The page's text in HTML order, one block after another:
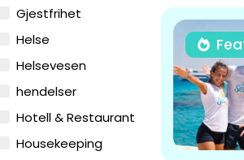
Gjestfrihet
Helse
Helsevesen
hendelser
Hotell & Restaurant
Housekeeping